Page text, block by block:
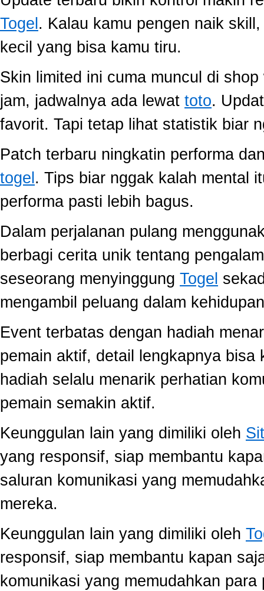
Togel . Kalau kamu pengen naik
kecil yang bisa kamu tiru.
Skin limited ini cuma muncul di
jam, jadwalnya ada lewat toto.
favorit. Tapi tetap lihat statistik biar
Patch terbaru ningkatin performa
togel . Tips biar nggak kalah mental
performa pasti lebih bagus.
Dalam perjalanan pulang
berbagi cerita unik tentang
seseorang menyinggung Togel
mengambil peluang dalam
Event terbatas dengan hadiah
pemain aktif, detail lengkapnya
hadiah selalu menarik perhatian
pemain semakin aktif.
Keunggulan lain yang dimiliki oleh
yang responsif, siap membantu
saluran komunikasi yang
mereka.
Keunggulan lain yang dimiliki oleh
responsif, siap membantu kapan
komunikasi yang memudahkan